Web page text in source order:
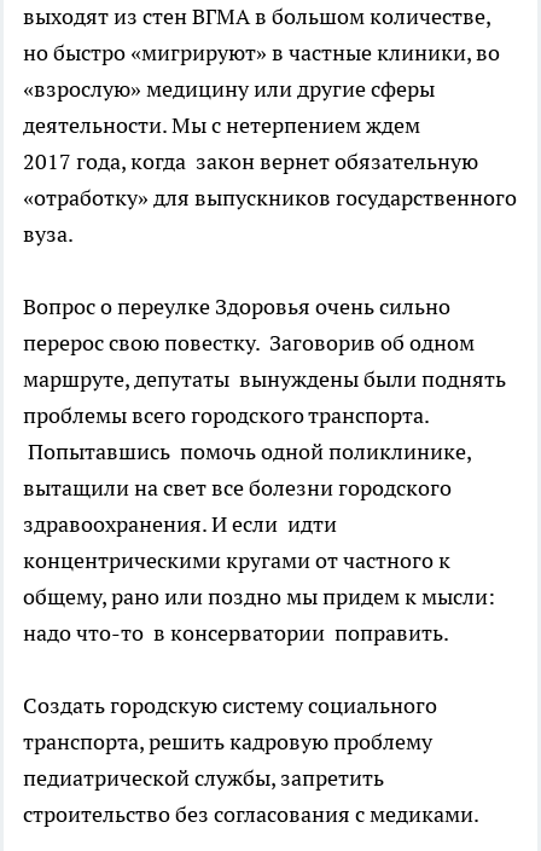
выходят из стен ВГМА в большом количестве,
но быстро «мигрируют» в частные клиники, во
«взрослую» медицину или другие сферы
деятельности. Мы с нетерпением ждем
2017 года, когда закон вернет обязательную
«отработку» для выпускников государственного
вуза.
Вопрос о переулке Здоровья очень сильно
перерос свою повестку. Заговорив об одном
маршруте, депутаты вынуждены были поднять
проблемы всего городского транспорта.
Попытавшись помочь одной поликлинике,
вытащили на свет все болезни городского
здравоохранения. И если идти
концентрическими кругами от частного к
общему, рано или поздно мы придем к мысли:
надо что-то в консерватории поправить.
Создать городскую систему социального
транспорта, решить кадровую проблему
педиатрической службы, запретить
строительство без согласования с медиками.